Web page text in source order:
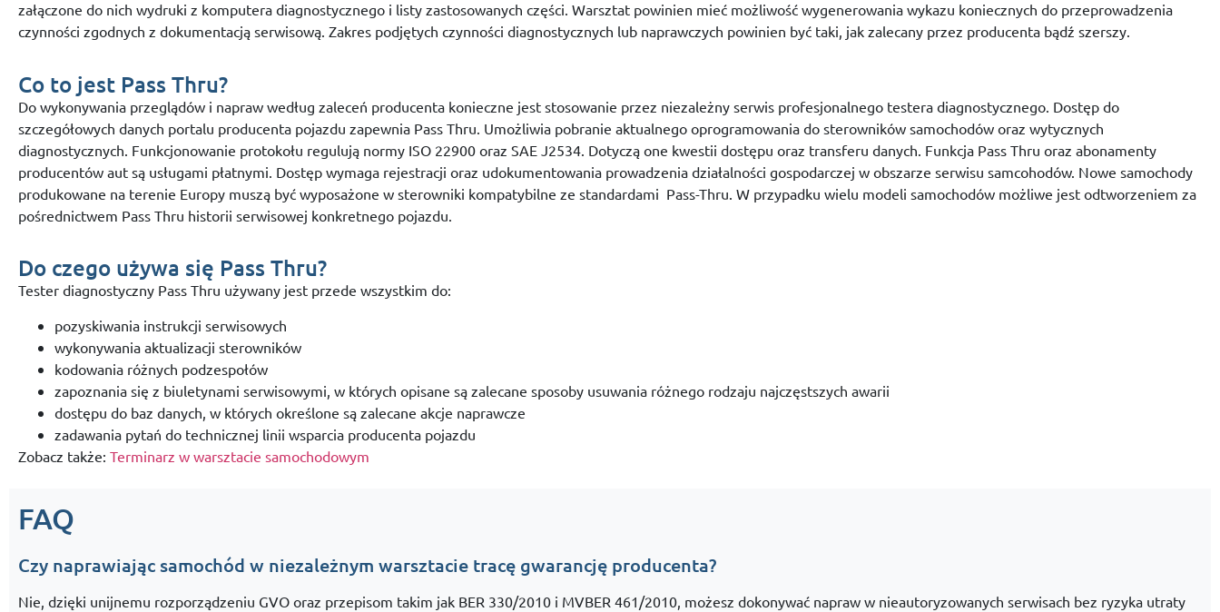
załączone do nich wydruki z komputera diagnostycznego i listy zastosowanych części. Warsztat powinien mieć możliwość wygenerowania wykazu koniecznych do przeprowadzenia
czynności zgodnych z dokumentacją serwisową. Zakres podjętych czynności diagnostycznych lub naprawczych powinien być taki, jak zalecany przez producenta bądź szerszy.
Co to jest Pass Thru?
Do wykonywania przeglądów i napraw według zaleceń producenta konieczne jest stosowanie przez niezależny serwis profesjonalnego testera diagnostycznego. Dostęp do
szczegółowych danych portalu producenta pojazdu zapewnia Pass Thru. Umożliwia pobranie aktualnego oprogramowania do sterowników samochodów oraz wytycznych
diagnostycznych. Funkcjonowanie protokołu regulują normy ISO 22900 oraz SAE J2534. Dotyczą one kwestii dostępu oraz transferu danych. Funkcja Pass Thru oraz abonamenty
producentów aut są usługami płatnymi. Dostęp wymaga rejestracji oraz udokumentowania prowadzenia działalności gospodarczej w obszarze serwisu samcohodów. Nowe samochody
produkowane na terenie Europy muszą być wyposażone w sterowniki kompatybilne ze standardami Pass-Thru. W przypadku wielu modeli samochodów możliwe jest odtworzeniem za
pośrednictwem Pass Thru historii serwisowej konkretnego pojazdu.
Do czego używa się Pass Thru?
Tester diagnostyczny Pass Thru używany jest przede wszystkim do:
pozyskiwania instrukcji serwisowych
wykonywania aktualizacji sterowników
kodowania różnych podzespołów
zapoznania się z biuletynami serwisowymi, w których opisane są zalecane sposoby usuwania różnego rodzaju najczęstszych awarii
dostępu do baz danych, w których określone są zalecane akcje naprawcze
zadawania pytań do technicznej linii wsparcia producenta pojazdu
Zobacz także: Terminarz w warsztacie samochodowym
FAQ
Czy naprawiając samochód w niezależnym warsztacie tracę gwarancję producenta?
Nie, dzięki unijnemu rozporządzeniu GVO oraz przepisom takim jak BER 330/2010 i MVBER 461/2010, możesz dokonywać napraw w nieautoryzowanych serwisach bez ryzyka utraty